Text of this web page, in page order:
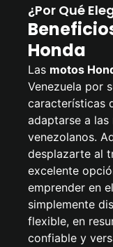
¿Por Qué
Honda
Las motos
Venezuela por
características
adaptarse a las
venezolanos.
desplazarte al
excelente
emprender en
simplemente
flexible, en
confiable y